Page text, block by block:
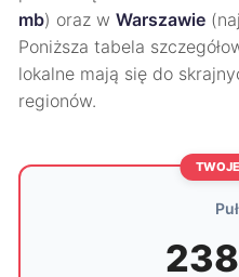
mb) oraz w Warszawie
Poniższa tabela
lokalne mają się do
regionów.
238